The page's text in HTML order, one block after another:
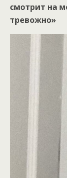
смотрит на
тревожно»